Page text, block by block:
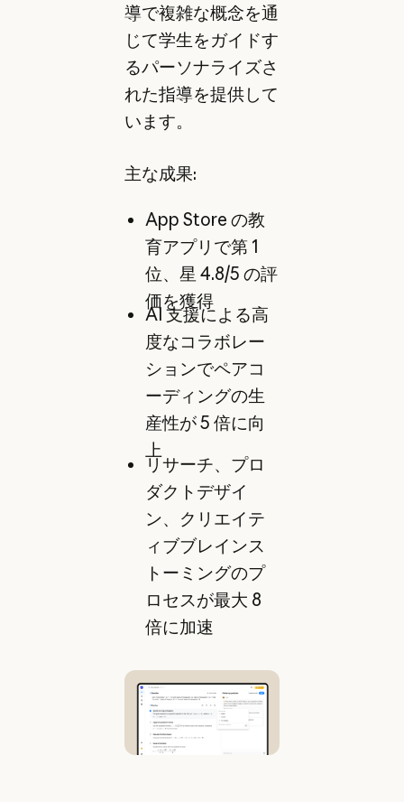
導で複雑な概念を通
じて学生をガイドす
るパーソナライズさ
れた指導を提供して
います。
主な成果:
App Store の教
育アプリで第 1
位、星 4.8/5 の評
価を獲得
AI 支援による高
度なコラボレー
ションでペアコ
ーディングの生
産性が 5 倍に向
上
リサーチ、プロ
ダクトデザイ
ン、クリエイテ
ィブブレインス
トーミングのプ
ロセスが最大 8
倍に加速